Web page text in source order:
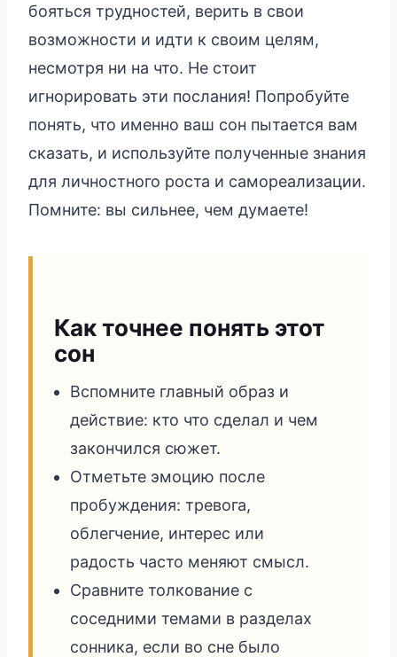
бояться трудностей, верить в свои
возможности и идти к своим целям,
несмотря ни на что. Не стоит
игнорировать эти послания! Попробуйте
понять, что именно ваш сон пытается вам
сказать, и используйте полученные знания
для личностного роста и самореализации.
Помните: вы сильнее, чем думаете!
Как точнее понять этот
сон
Вспомните главный образ и
действие: кто что сделал и чем
закончился сюжет.
Отметьте эмоцию после
пробуждения: тревога,
облегчение, интерес или
радость часто меняют смысл.
Сравните толкование с
соседними темами в разделах
сонника, если во сне было